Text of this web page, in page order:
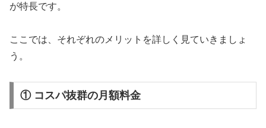
が特長です。
ここでは、それぞれのメリットを詳しく見ていきましょ
う。
① コスパ抜群の月額料金